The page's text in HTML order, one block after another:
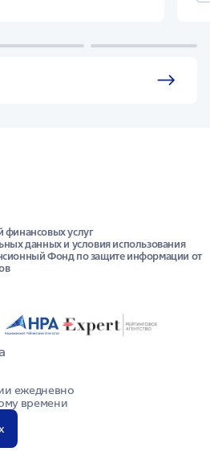
услуг
данных и условия использования
Фонд по защите информации от
ежедневно
времени